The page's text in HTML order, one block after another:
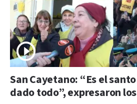
San Cayetano: “Es el
dado todo”, expresaron